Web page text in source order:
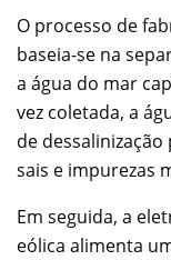
O processo de
baseia-se na
a água do mar
vez coletada, a
de
sais e impurezas
Em seguida, a
eólica alimenta